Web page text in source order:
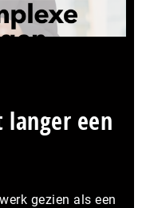
een
gezien als een